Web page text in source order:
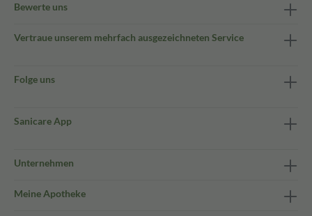
Bewerte uns
Vertraue unserem mehrfach ausgezeichneten Service
Folge uns
Sanicare App
Unternehmen
Meine Apotheke